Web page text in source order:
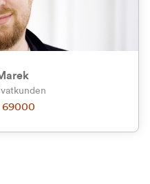
(exkl. MwSt.)
69000